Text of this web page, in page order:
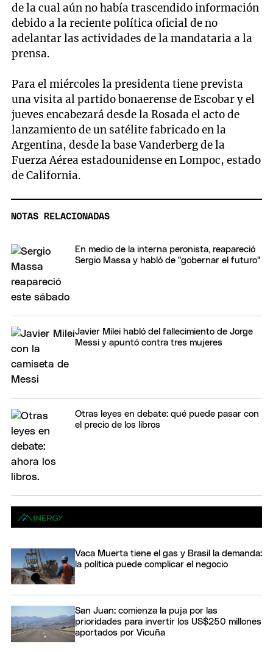
de la cual aún no había trascendido información
debido a la reciente política oficial de no
adelantar las actividades de la mandataria a la
prensa.
Para el miércoles la presidenta tiene prevista
una visita al partido bonaerense de Escobar y el
jueves encabezará desde la Rosada el acto de
lanzamiento de un satélite fabricado en la
Argentina, desde la base Vanderberg de la
Fuerza Aérea estadounidense en Lompoc, estado
de California.
NOTAS RELACIONADAS
En medio de la interna peronista, reapareció
Sergio Massa y habló de "gobernar el futuro"
Javier Milei habló del fallecimiento de Jorge
Messi y apuntó contra tres mujeres
Otras leyes en debate: qué puede pasar con
el precio de los libros
Vaca Muerta tiene el gas y Brasil la demanda:
la política puede complicar el negocio
San Juan: comienza la puja por las
prioridades para invertir los US$250 millones
aportados por Vicuña